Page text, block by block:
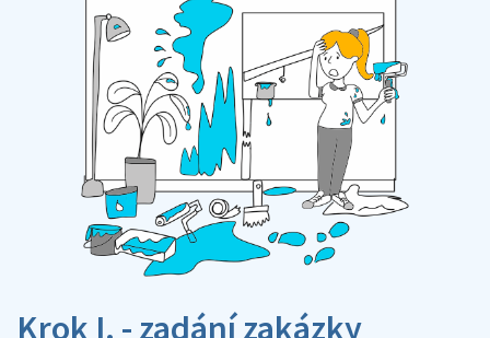
Krok I. - zadání zakázky